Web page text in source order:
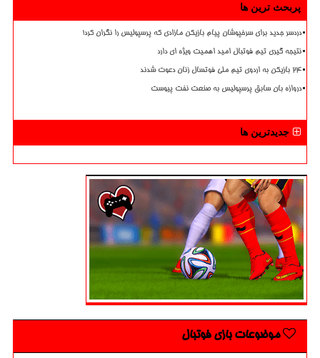
پربحث ترین ها
دردسر جدید برای سرخپوشان پیام بازیکن مازادی که پرسپولیس را نگران کرد!
نتیجه گیری تیم فوتبال امید اهمیت ویژه ای دارد
۲۴ بازیکن به اردوی تیم ملی فوتسال زنان دعوت شدند
دروازه بان سابق پرسپولیس به صنعت نفت پیوست
جدیدترین ها
موضوعات بازی فوتبال